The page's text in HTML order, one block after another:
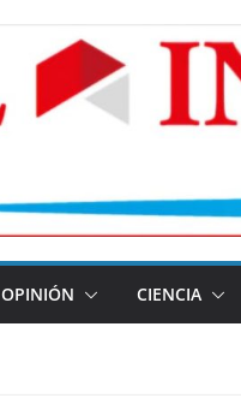
OPINIÓN CIENCIA